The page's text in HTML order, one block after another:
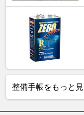
整備手帳をもっと見